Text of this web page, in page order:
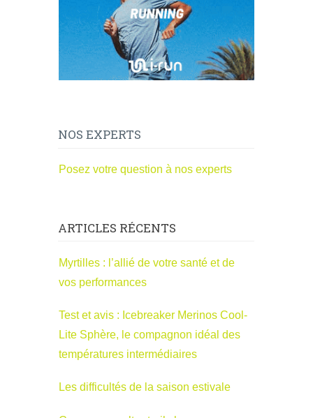
NOS EXPERTS
Posez votre question à nos experts
ARTICLES RÉCENTS
Myrtilles : l’allié de votre santé et de
vos performances
Test et avis : Icebreaker Merinos Cool-
Lite Sphère, le compagnon idéal des
températures intermédiaires
Les difficultés de la saison estivale